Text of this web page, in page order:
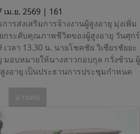
เม.ย. 2569 | 161
รส่งเสริมการจ้างงานผู้สูงอายุ มุ่งเพิ่ม
กระดับคุณภาพชีวิตของผู้สูงอายุ วันศุกร์
วลา 13.30 น. นายโชคชัย วิเชียรชัยยะ
มอบหมายให้นางสาวกอบกุล กวั่งซ้วน ผู้
งอายุ เป็นประธานการประชุมกำหนด
อ่านต่อ